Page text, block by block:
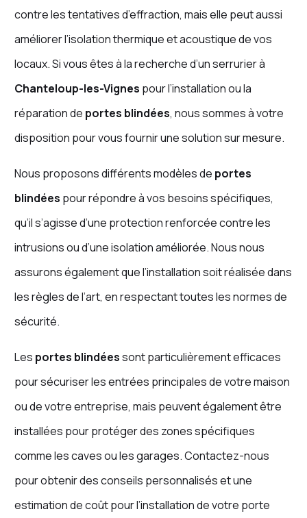
contre les tentatives d’effraction, mais elle peut aussi
améliorer l’isolation thermique et acoustique de vos
locaux. Si vous êtes à la recherche d’un serrurier à
Chanteloup-les-Vignes pour l’installation ou la
réparation de portes blindées, nous sommes à votre
disposition pour vous fournir une solution sur mesure.
Nous proposons différents modèles de portes
blindées pour répondre à vos besoins spécifiques,
qu’il s’agisse d’une protection renforcée contre les
intrusions ou d’une isolation améliorée. Nous nous
assurons également que l’installation soit réalisée dans
les règles de l’art, en respectant toutes les normes de
sécurité.
Les portes blindéessont particulièrement efficaces
pour sécuriser les entrées principales de votre maison
ou de votre entreprise, mais peuvent également être
installées pour protéger des zones spécifiques
comme les caves ou les garages. Contactez-nous
pour obtenir des conseils personnalisés et une
estimation de coût pour l’installation de votre porte